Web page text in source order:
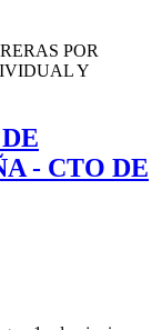
POR
Y
- CTO DE